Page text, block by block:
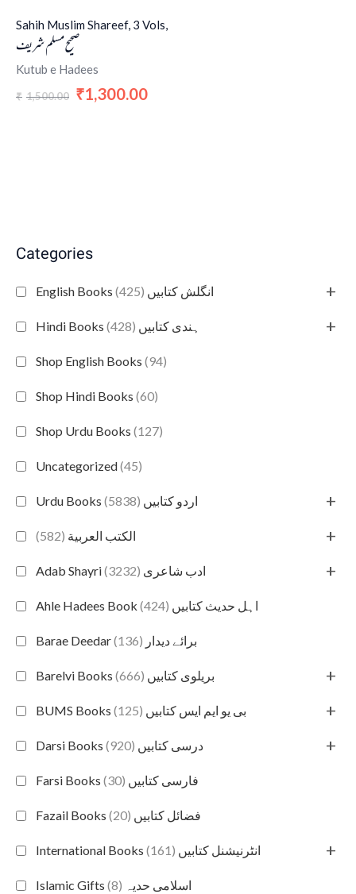
Categories
English Books انگلش کتابیں (425) +
Hindi Books ہندی کتابیں (428) +
Shop English Books (94)
Shop Hindi Books (60)
Shop Urdu Books (127)
Uncategorized(45)
Urdu Books اردو کتابیں (5838) +
الكتب العربية (582) +
Adab Shayri ادب شاعری (3232) +
Ahle Hadees Book اہل حدیث کتابیں (424)
Barae Deedar برائے دیدار (136)
Barelvi Books بریلوی کتابیں (666) +
BUMS Books بی یو ایم ایس کتابیں (125) +
Darsi Books درسی کتابیں (920) +
Farsi Books فارسی کتابیں (30)
Fazail Books فضائل کتابیں (20)
International Books انٹرنیشنل کتابیں (161) +
Islamic Gifts اسلامی حدیہ (8)
Sahih Muslim Shareef, 3 Vols,
صحیح مسلم شریف
Kutub e Hadees
₹ 1,500.00 ₹1,300.00